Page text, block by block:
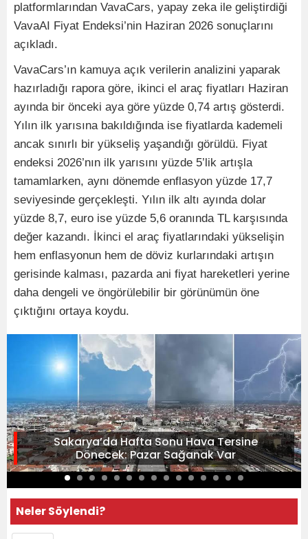
platformlarından VavaCars, yapay zeka ile geliştirdiği
VavaAI Fiyat Endeksi’nin Haziran 2026 sonuçlarını
açıkladı.
VavaCars’ın kamuya açık verilerin analizini yaparak
hazırladığı rapora göre, ikinci el araç fiyatları Haziran
ayında bir önceki aya göre yüzde 0,74 artış gösterdi.
Yılın ilk yarısına bakıldığında ise fiyatlarda kademeli
ancak sınırlı bir yükseliş yaşandığı görüldü. Fiyat
endeksi 2026’nın ilk yarısını yüzde 5’lik artışla
tamamlarken, aynı dönemde enflasyon yüzde 17,7
seviyesinde gerçekleşti. Yılın ilk altı ayında dolar
yüzde 8,7, euro ise yüzde 5,6 oranında TL karşısında
değer kazandı. İkinci el araç fiyatlarındaki yükselişin
hem enflasyonun hem de döviz kurlarındaki artışın
gerisinde kalması, pazarda ani fiyat hareketleri yerine
daha dengeli ve öngörülebilir bir görünümün öne
çıktığını ortaya koydu.
Sakarya’da Hafta Sonu Hava Tersine
Dönecek: Pazar Sağanak Var
Neler Söylendi?